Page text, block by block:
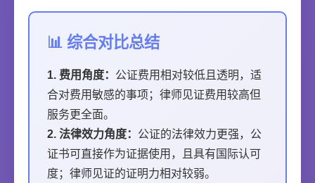
📊 综合对比总结
1. 费用角度： 公证费用相对较低且透明，适
合对费用敏感的事项；律师见证费用较高但
服务更全面。
2. 法律效力角度： 公证的法律效力更强，公
证书可直接作为证据使用，且具有国际认可
度；律师见证的证明力相对较弱。